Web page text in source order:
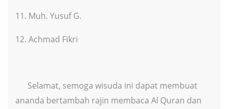
11. Muh. Yusuf G.
12. Achmad Fikri
Selamat, semoga wisuda ini dapat membuat
ananda bertambah rajin membaca Al Quran dan